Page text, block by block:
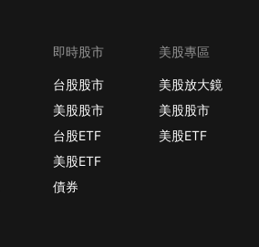
即時股市
台股股市
美股股市
台股ETF
美股ETF
債券
美股專區
美股放大鏡
美股股市
美股ETF